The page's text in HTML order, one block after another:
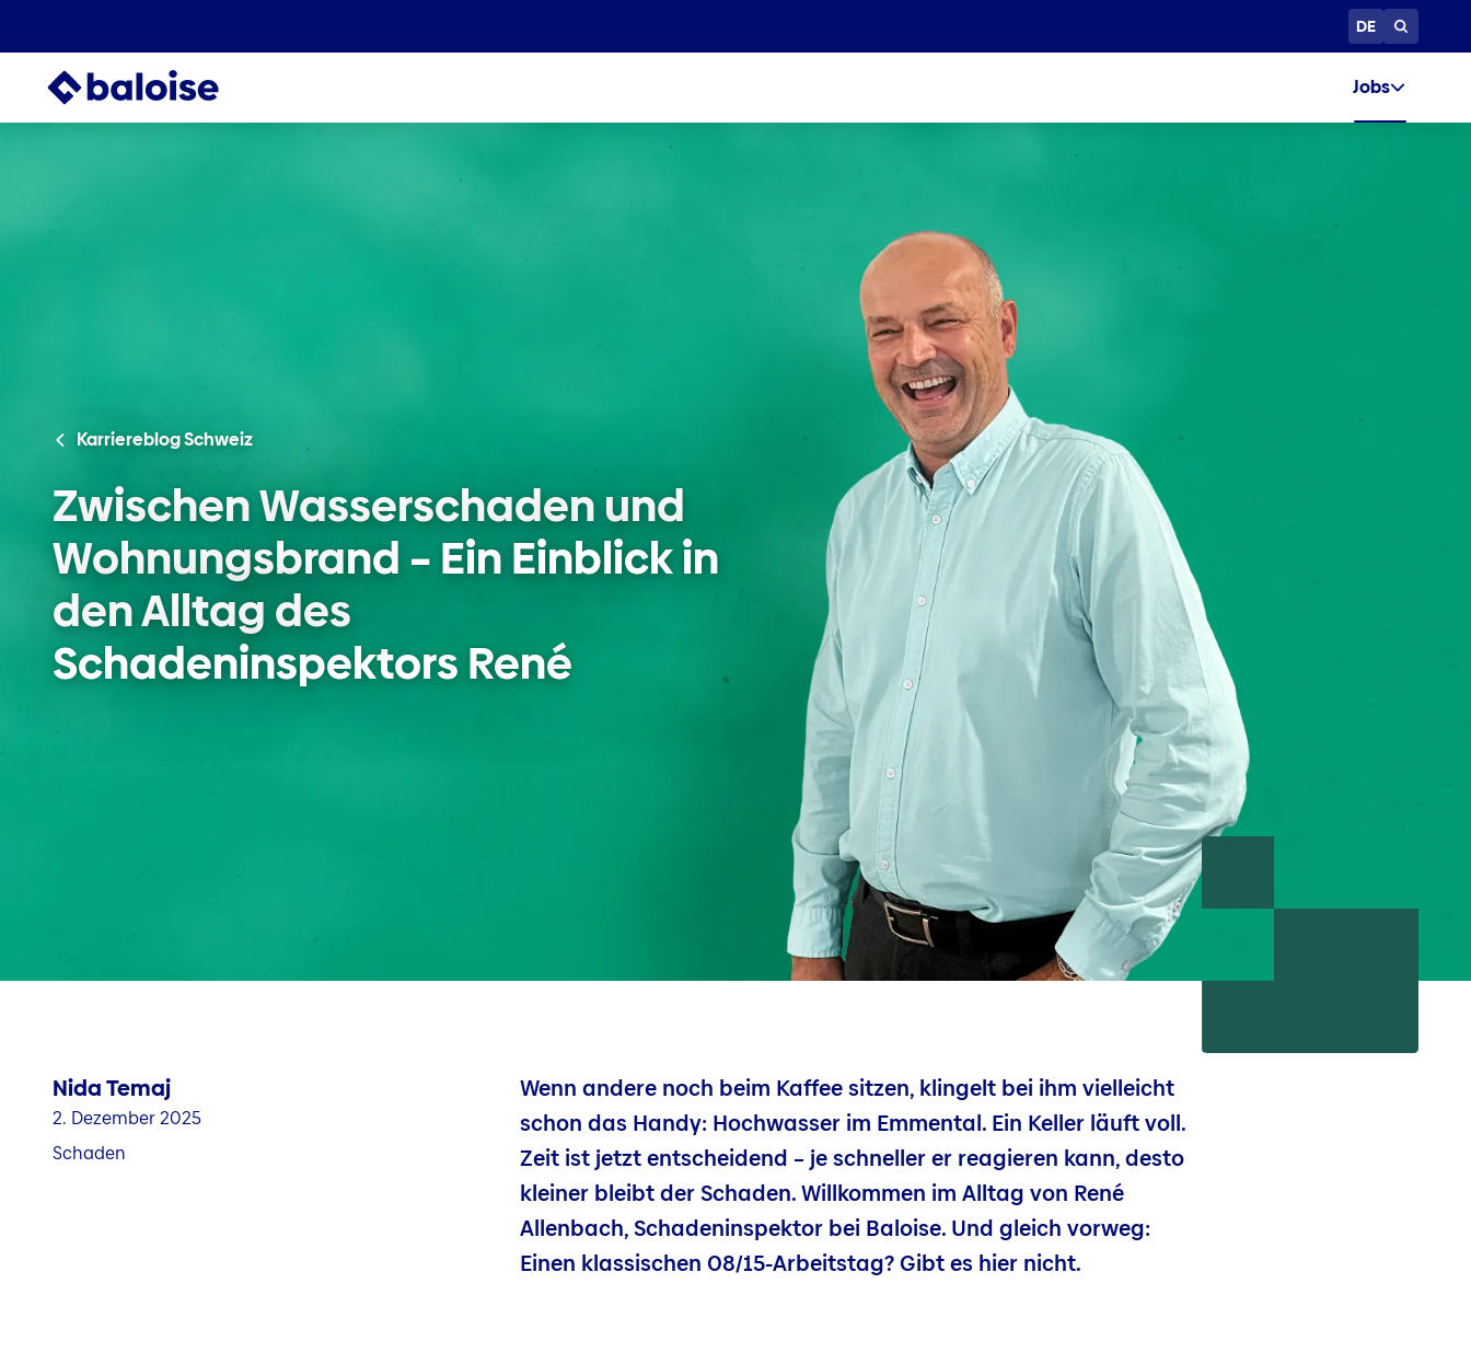
DE
Jobs
Karriereblog Schweiz
Zwischen Wasserschaden und
Wohnungsbrand – Ein Einblick in
den Alltag des
Schadeninspektors René
Nida Temaj
2. Dezember 2025
Schaden
Wenn andere noch beim Kaffee sitzen, klingelt bei ihm vielleicht
schon das Handy: Hochwasser im Emmental. Ein Keller läuft voll.
Zeit ist jetzt entscheidend – je schneller er reagieren kann, desto
kleiner bleibt der Schaden. Willkommen im Alltag von René
Allenbach, Schadeninspektor bei Baloise. Und gleich vorweg:
Einen klassischen 08/15-Arbeitstag? Gibt es hier nicht.